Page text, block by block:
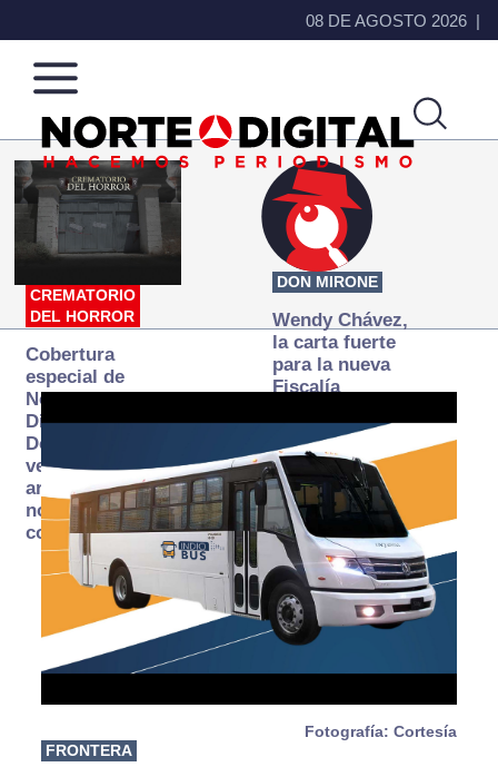
08 DE AGOSTO 2026
Norte
de
Ciudad
Más
que
noticias,
hacemos periodismo
CREMATORIO
DEL HORROR
Cobertura
especial de
Norte
Digital:
Donde la
verdad
arde… pero
no se
consume
DON MIRONE
Wendy Chávez,
la carta fuerte
para la nueva
Fiscalía
Fotografía: Cortesía
FRONTERA